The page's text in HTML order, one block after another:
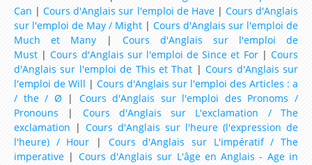
Can |Cours d'Anglais sur l'emploi de Have| Cours d'Anglais
sur l'emploi de May / Might | Cours d'Anglais sur l'emploi de
Much et Many | Cours d'Anglais sur l'emploi de
Must |Cours d'Anglais sur l'emploi de Since et For|Cours
d'Anglais sur l'emploi de This et That |Cours d'Anglais sur
l'emploi de Will | Cours d'Anglais sur l'emploi des Articles : a
/ the / Ø | Cours d'Anglais sur l'emploi des Pronoms /
Pronouns | Cours d'Anglais sur L'exclamation / The
exclamation | Cours d'Anglais sur l'heure (l'expression de
l'heure) / Hour | Cours d'Anglais sur L'impératif / The
imperative | Cours d'Anglais sur L'âge en Anglais - Age in